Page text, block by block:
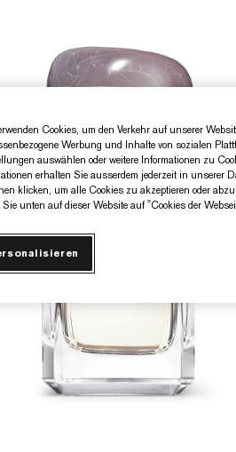
Cookies, um den Verkehr auf unserer
Werbung und Inhalte von sozialen
auswählen oder weitere Informationen zu
erhalten Sie ausserdem jederzeit in unserer
klicken, um alle Cookies zu akzeptieren oder
Sie unten auf dieser Website auf "Cookies der